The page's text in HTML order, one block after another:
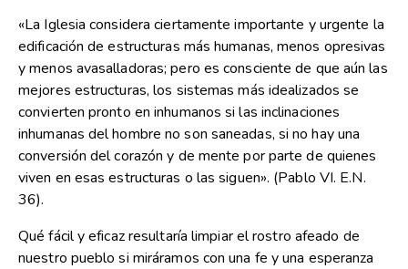
«La Iglesia considera ciertamente importante y urgente la
edificación de estructuras más humanas, menos opresivas
y menos avasalladoras; pero es consciente de que aún las
mejores estructuras, los sistemas más idealizados se
convierten pronto en inhumanos si las inclinaciones
inhumanas del hombre no son saneadas, si no hay una
conversión del corazón y de mente por parte de quienes
viven en esas estructuras o las siguen». (Pablo VI. E.N.
36).
Qué fácil y eficaz resultaría limpiar el rostro afeado de
nuestro pueblo si miráramos con una fe y una esperanza